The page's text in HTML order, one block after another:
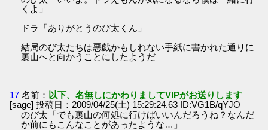
くよ」
ドラ「ありがとうのび太くん」
結局のび太たちは悪戯かもしれない手紙に書かれた通りに
裏山へと向かうことにしたようだ
17 名前： 以下、名無しにかわりましてVIPがお送りします
[sage] 投稿日：2009/04/25(土) 15:29:24.63 ID:VG1B/qYJO
のび太「でも裏山の何処に行けばいいんだろうね？なんだ
か前にもこんなことがあったような…」